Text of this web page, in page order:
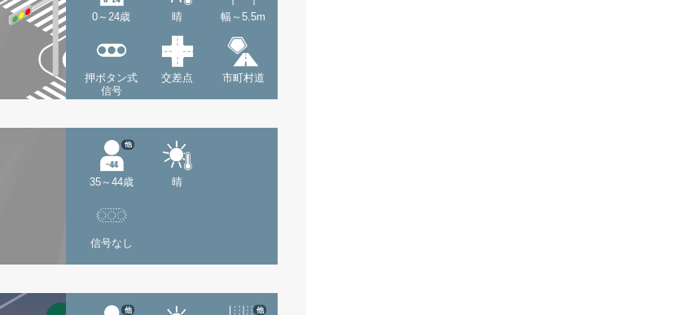
0～24歳 晴 幅～5.5m
押ボタン式
信号
交差点 市町村道
35～44歳
他
晴
信号なし
他 他